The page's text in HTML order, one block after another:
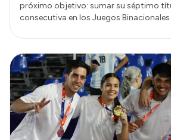
próximo objetivo: sumar su séptimo
consecutiva en los Juegos